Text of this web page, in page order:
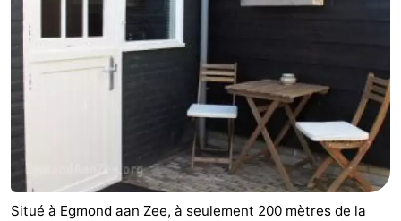
Sportive
manger
Événements
Pratiques
Forum
Route
-
Situé à Egmond aan Zee, à seulement 200 mètres de la